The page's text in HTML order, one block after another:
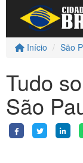
Início São
Tudo
São